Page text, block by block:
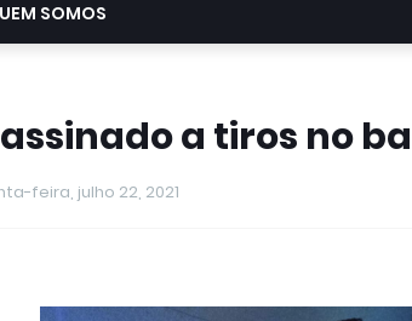
SOMOS
a tiros no
feira, julho 22, 2021